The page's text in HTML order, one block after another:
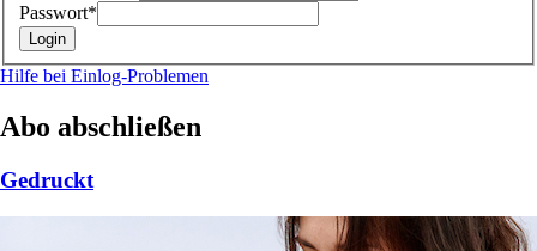
Passwort*
Hilfe bei Einlog-Problemen
Abo abschließen
Gedruckt